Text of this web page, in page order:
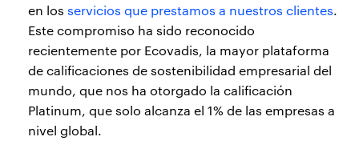
en los servicios que prestamos a nuestros clientes.
Este compromiso ha sido reconocido
recientemente por Ecovadis, la mayor plataforma
de calificaciones de sostenibilidad empresarial del
mundo, que nos ha otorgado la calificación
Platinum, que solo alcanza el 1% de las empresas a
nivel global.